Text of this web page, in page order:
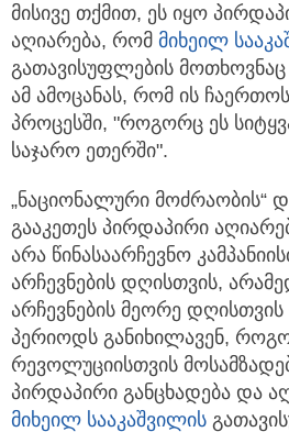
მისივე თქმით, ეს იყო
აღიარება, რომ მიხეილ
გათავისუფლების მოთხოვნაც
ამ ამოცანას, რომ ის
პროცესში, "როგორც ეს
საჯარო ეთერში".
„ნაციონალური მოძრაობის“
გააკეთეს პირდაპირი
არა წინასაარჩევნო
არჩევნების დღისთვის,
არჩევნების მეორე დღისთვის
პერიოდს განიხილავენ,
რევოლუციისთვის
პირდაპირი განცხადება და
მიხეილ სააკაშვილის